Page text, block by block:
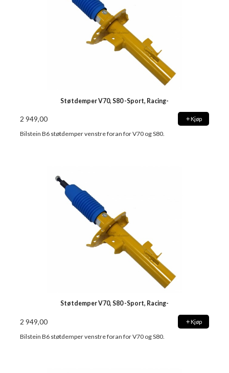
Støtdemper V70, S80 -Sport, Racing-
2 949,00 Kjøp
Bilstein B6 støtdemper venstre foran for V70 og S80.
Støtdemper V70, S80 -Sport, Racing-
2 949,00 Kjøp
Bilstein B6 støtdemper venstre foran for V70 og S80.